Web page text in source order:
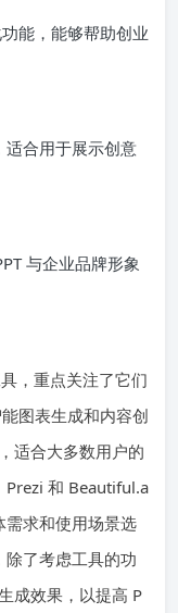
能，能够帮助创业
适合用于展示创意
与企业品牌形象
，重点关注了它们
图表生成和内容创
适合大多数用户的
Prezi 和 Beautiful.a
需求和使用场景选
除了考虑工具的功
成效果，以提高 P